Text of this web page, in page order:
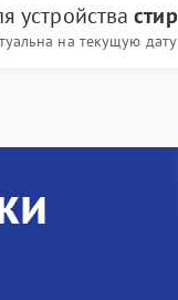
устройства
на текущую